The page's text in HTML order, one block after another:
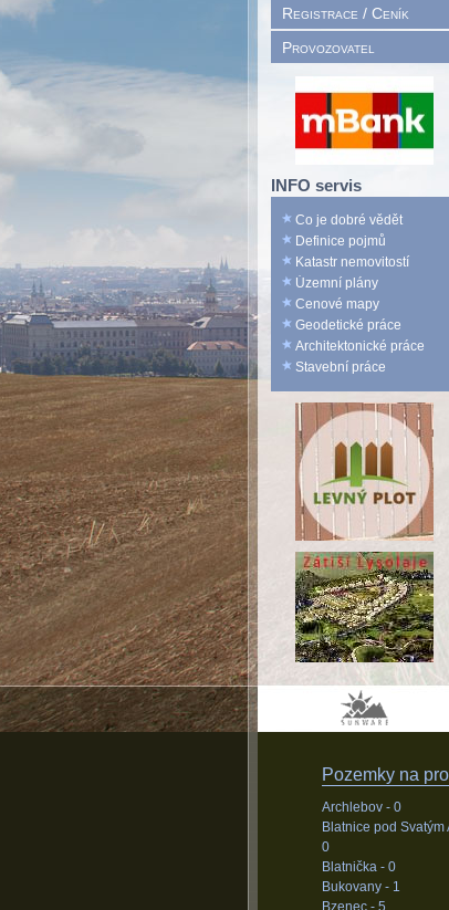
Registrace / Ceník
Provozovatel
INFO servis
Co je dobré vědět
Definice pojmů
Katastr nemovitostí
Územní plány
Cenové mapy
Geodetické práce
Architektonické práce
Stavební práce
Pozemky na
Archlebov - 0
Blatnice pod Svatým
0
Blatnička - 0
Bukovany - 1
Bzenec - 5